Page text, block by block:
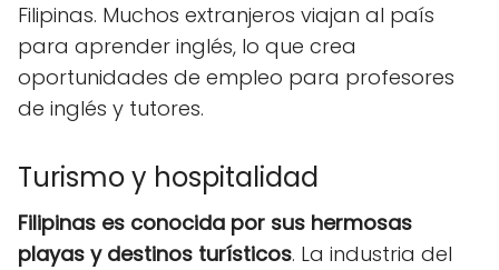
Filipinas. Muchos extranjeros viajan al país
para aprender inglés, lo que crea
oportunidades de empleo para profesores
de inglés y tutores.
Turismo y hospitalidad
Filipinas es conocida por sus hermosas
playas y destinos turísticos. La industria del